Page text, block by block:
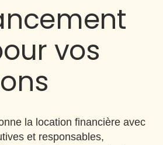
vos
la location financière avec
et responsables,